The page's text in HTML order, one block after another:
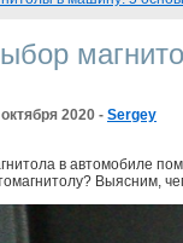
2020 - Sergey
в автомобиле
Выясним,